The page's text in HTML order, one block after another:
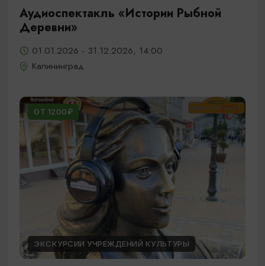
Аудиоспектакль «Истории Рыбной
Деревни»
01.01.2026 - 31.12.2026, 14:00
Калининград
ОТ 1200₽
ЭКСКУРСИИ УЧРЕЖДЕНИЙ КУЛЬТУРЫ